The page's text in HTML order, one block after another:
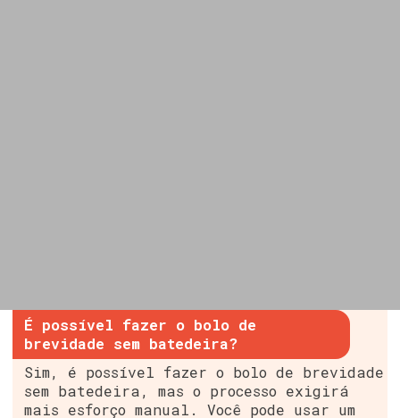
É possível fazer o bolo de
brevidade sem batedeira?
Sim, é possível fazer o bolo de brevidade
sem batedeira, mas o processo exigirá
mais esforço manual. Você pode usar um